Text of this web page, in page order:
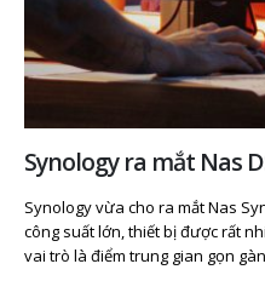
Synology ra mắt Nas
Synology vừa cho ra mắt Nas
công suất lớn, thiết bị được rất
vai trò là điểm trung gian gọn